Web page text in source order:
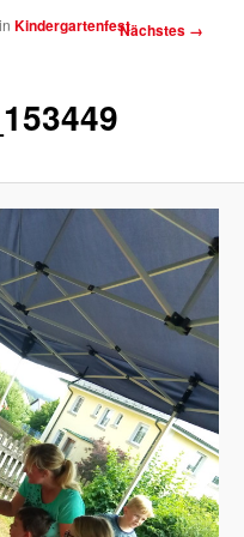
Bilder-
Nächstes →
inKindergartenfest